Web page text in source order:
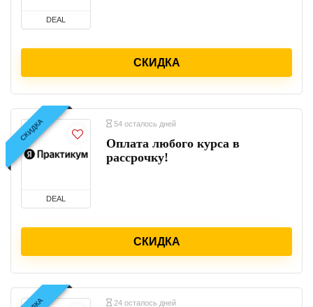
DEAL
СКИДКА
СКИДКА
DEAL
54 осталось дней
Оплата любого курса в
рассрочку!
СКИДКА
24 осталось дней